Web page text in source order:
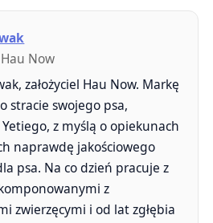
Now
założyciel Hau Now. Markę
stracie swojego psa,
z myślą o opiekunach
naprawdę jakościowego
psa. Na co dzień pracuje z
z
zwierzęcymi i od lat zgłębia